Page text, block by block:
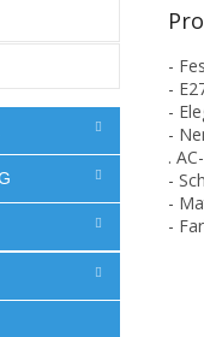
-
-
-
-
.
-
-
-